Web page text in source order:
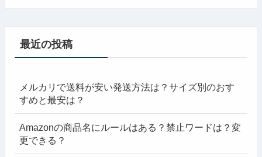
最近の投稿
メルカリで送料が安い発送方法は？サイズ別のおす
すめと最安は？
Amazonの商品名にルールはある？禁止ワードは？変
更できる？